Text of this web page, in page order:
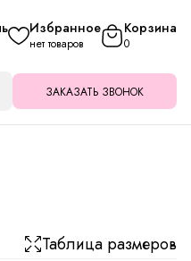
Избранное
нет товаров
Корзина
0
ЗАКАЗАТЬ ЗВОНОК
Таблица размеров